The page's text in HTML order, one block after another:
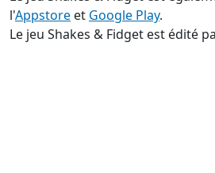
l'Appstore et Google Play.
Le jeu Shakes & Fidget est édité